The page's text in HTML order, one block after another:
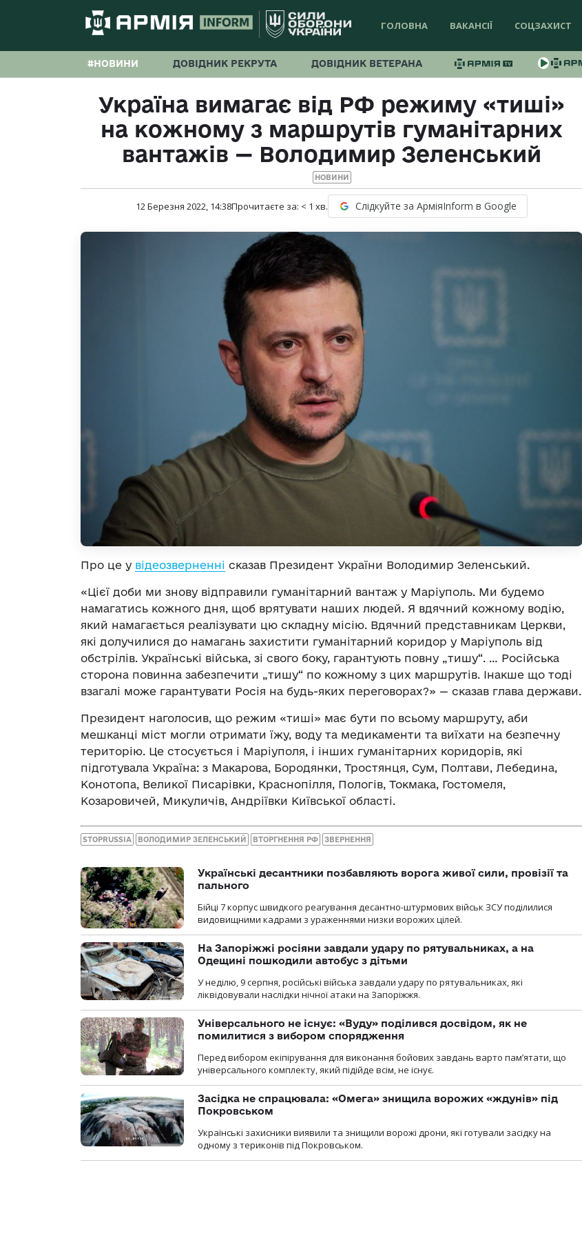
ГОЛОВНА ВАКАНСІЇ СОЦЗАХИСТ
#НОВИНИ ДОВІДНИК РЕКРУТА ДОВІДНИК ВЕТЕРАНА
Україна вимагає від РФ режиму «тиші»
на кожному з маршрутів гуманітарних
вантажів — Володимир Зеленський
НОВИНИ
12 Березня 2022, 14:38Прочитаєте за: < 1 хв. Слідкуйте за АрміяInform в Google
Про це у відеозверненні сказав Президент України Володимир Зеленський.
«Цієї доби ми знову відправили гуманітарний вантаж у Маріуполь. Ми будемо
намагатись кожного дня, щоб врятувати наших людей. Я вдячний кожному водію,
який намагається реалізувати цю складну місію. Вдячний представникам Церкви,
які долучилися до намагань захистити гуманітарний коридор у Маріуполь від
обстрілів. Українські війська, зі свого боку, гарантують повну „тишу“. … Російська
сторона повинна забезпечити „тишу“ по кожному з цих маршрутів. Інакше що тоді
взагалі може гарантувати Росія на будь-яких переговорах?» — сказав глава держави.
Президент наголосив, що режим «тиші» має бути по всьому маршруту, аби
мешканці міст могли отримати їжу, воду та медикаменти та виїхати на безпечну
територію. Це стосується і Маріуполя, і інших гуманітарних коридорів, які
підготувала Україна: з Макарова, Бородянки, Тростянця, Сум, Полтави, Лебедина,
Конотопа, Великої Писарівки, Краснопілля, Пологів, Токмака, Гостомеля,
Козаровичей, Микуличів, Андріївки Київської області.
STOPRUSSIA ВОЛОДИМИР ЗЕЛЕНСЬКИЙ ВТОРГНЕННЯ РФ ЗВЕРНЕННЯ
Українські десантники позбавляють ворога живої сили, провізії та
пального
Бійці 7 корпус швидкого реагування десантно-штурмових військ ЗСУ поділилися
видовищними кадрами з ураженнями низки ворожих цілей.
На Запоріжжі росіяни завдали удару по рятувальниках, а на
Одещині пошкодили автобус з дітьми
У неділю, 9 серпня, російські війська завдали удару по рятувальниках, які
ліквідовували наслідки нічної атаки на Запоріжжя.
Універсального не існує: «Вуду» поділився досвідом, як не
помилитися з вибором спорядження
Перед вибором екіпірування для виконання бойових завдань варто пам’ятати, що
універсального комплекту, який підійде всім, не існує.
Засідка не спрацювала: «Омега» знищила ворожих «ждунів» під
Покровськом
Українські захисники виявили та знищили ворожі дрони, які готували засідку на
одному з териконів під Покровськом.